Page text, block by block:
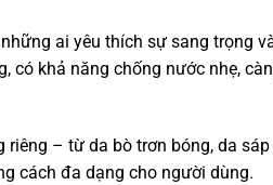
ai yêu thích sự sang trọng
có khả năng chống nước nhẹ,
– từ da bò trơn bóng, da
cách đa dạng cho người dùng.